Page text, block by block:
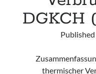
DGKCH
thermischer